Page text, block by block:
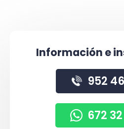
Información e
952
672